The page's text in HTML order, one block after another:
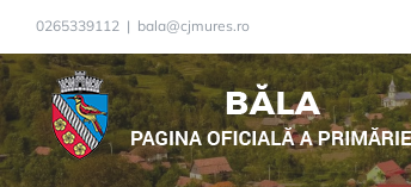
Skip
to
content
0265339112 | bala@cjmures.ro